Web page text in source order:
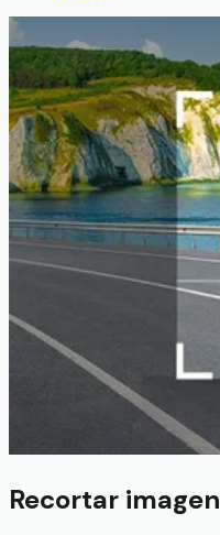
Recortar imagen